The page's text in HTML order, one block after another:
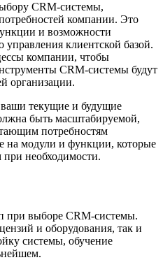
CRM-системы,
компании. Это
и возможности
клиентской базой.
компании, чтобы
CRM-системы будут
организации.
текущие и будущие
быть масштабируемой,
потребностям
на модули и функции, которые
необходимости.
при выборе CRM-системы.
и оборудования, так и
системы, обучение